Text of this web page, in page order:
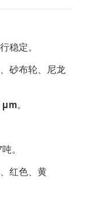
稳定。
砂布轮、尼龙
μm。
。
红色、黄